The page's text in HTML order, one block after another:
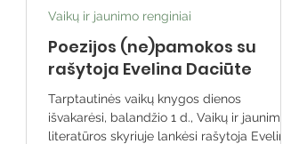
Poezijos (ne)pamokos su
rašytoja Evelina Daciūte
Tarptautinės vaikų knygos dienos
išvakarėsi, balandžio 1 d., Vaikų ir jaunimo
literatūros skyriuje lankėsi rašytoja Evelina
Vaikų ir jaunimo renginiai